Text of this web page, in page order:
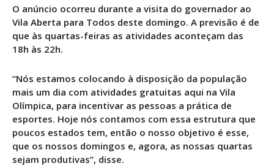
O anúncio ocorreu durante a visita do governador ao
Vila Aberta para Todos deste domingo. A previsão é de
que às quartas-feiras as atividades aconteçam das
18h às 22h.
“Nós estamos colocando à disposição da população
mais um dia com atividades gratuitas aqui na Vila
Olímpica, para incentivar as pessoas a prática de
esportes. Hoje nós contamos com essa estrutura que
poucos estados tem, então o nosso objetivo é esse,
que os nossos domingos e, agora, as nossas quartas
sejam produtivas”, disse.